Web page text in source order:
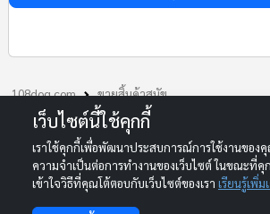
108dog.com
ขายสิ้นค้าสุนัข
Bulltus store กะบะทรายแมว รุ่นGL110020 สีเขียว
เว็บไซต์นี้ใช้คุกกี้
เราใช้คุกกี้เพื่อพัฒนาประสบการณ์การใช้งานของ
ความจำเป็นต่อการทำงานของเว็บไซต์ ในขณะที่คุ
เข้าใจวิธีที่คุณโต้ตอบกับเว็บไซต์ของเรา เรียนรู้เพิ่ม
© 2013-2026 108DOG.COM. All rights reserved.
Your One-Stop Marketplace for Dogs and Cats